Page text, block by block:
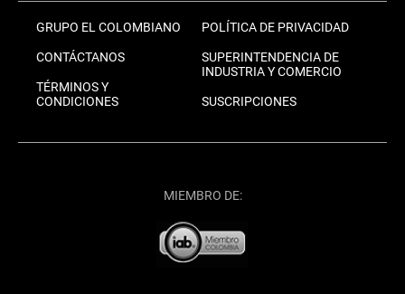
GRUPO EL COLOMBIANO
CONTÁCTANOS
TÉRMINOS Y
CONDICIONES
POLÍTICA DE PRIVACIDAD
SUPERINTENDENCIA DE
INDUSTRIA Y COMERCIO
SUSCRIPCIONES
MIEMBRO DE: